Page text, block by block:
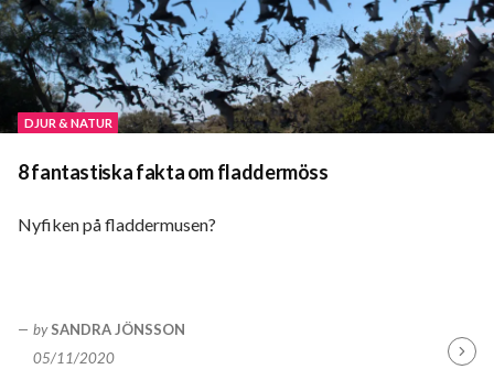
DJUR & NATUR
8 fantastiska fakta om fladdermöss
Nyfiken på fladdermusen?
by SANDRA JÖNSSON
05/11/2020